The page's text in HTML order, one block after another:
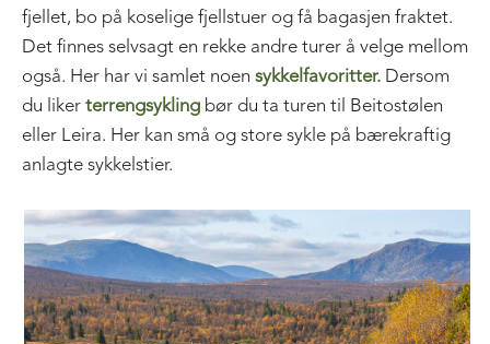
fjellet, bo på koselige fjellstuer og få bagasjen fraktet.
Det finnes selvsagt en rekke andre turer å velge mellom
også. Her har vi samlet noen sykkelfavoritter. Dersom
du liker terrengsykling bør du ta turen til Beitostølen
eller Leira. Her kan små og store sykle på bærekraftig
anlagte sykkelstier.